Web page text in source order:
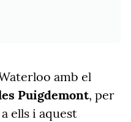
amb el
Puigdemont, per
ells i aquest